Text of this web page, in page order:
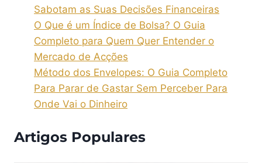
Sabotam as Suas Decisões Financeiras
O Que é um Índice de Bolsa? O Guia
Completo para Quem Quer Entender o
Mercado de Acções
Método dos Envelopes: O Guia Completo
Para Parar de Gastar Sem Perceber Para
Onde Vai o Dinheiro
Artigos Populares